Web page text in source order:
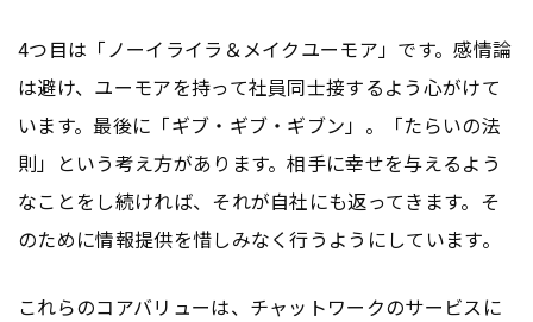
4つ目は「ノーイライラ＆メイクユーモア」です。感情論
は避け、ユーモアを持って社員同士接するよう心がけて
います。最後に「ギブ・ギブ・ギブン」。「たらいの法
則」という考え方があります。相手に幸せを与えるよう
なことをし続ければ、それが自社にも返ってきます。そ
のために情報提供を惜しみなく行うようにしています。
これらのコアバリューは、チャットワークのサービスに